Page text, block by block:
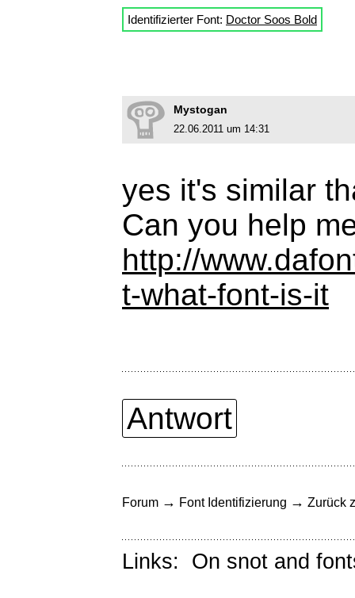
Identifizierter Font: Doctor Soos Bold
Mystogan
22.06.2011 um 14:31
yes it's similar
Can you help
http://
t-what-font-is-it
Antwort
Forum → Font Identifizierung → Zurück
Links: On snot and